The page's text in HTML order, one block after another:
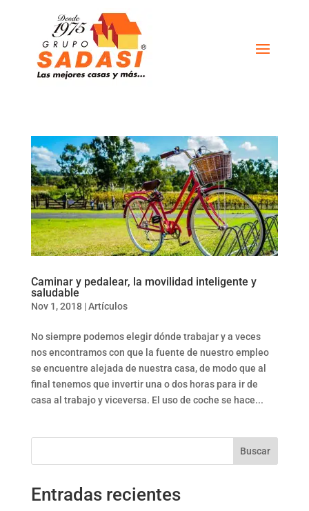
Caminar y pedalear, la movilidad inteligente y
saludable
Nov 1, 2018|Artículos
No siempre podemos elegir dónde trabajar y a veces
nos encontramos con que la fuente de nuestro empleo
se encuentre alejada de nuestra casa, de modo que al
final tenemos que invertir una o dos horas para ir de
casa al trabajo y viceversa. El uso de coche se hace...
Buscar
Entradas recientes